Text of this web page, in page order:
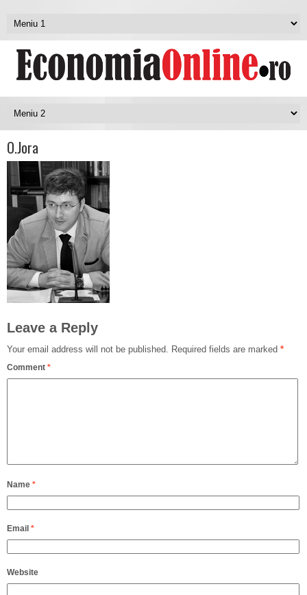
O.Jora
Leave a Reply
Your email address will not be published. Required fields are marked *
Comment *
Name *
Email *
Website